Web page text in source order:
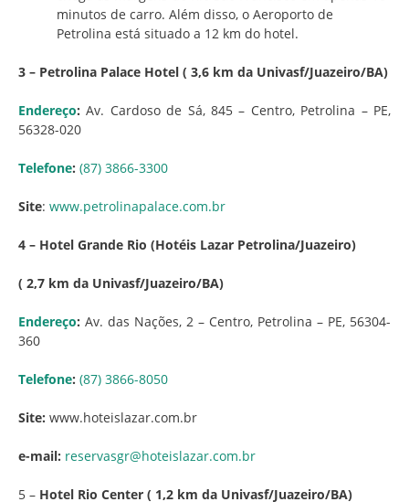
minutos de carro. Além disso, o Aeroporto de
Petrolina está situado a 12 km do hotel.
3 – Petrolina Palace Hotel ( 3,6 km da Univasf/Juazeiro/BA)
Endereço:Av. Cardoso de Sá, 845 – Centro, Petrolina – PE,
56328-020
Telefone: (87) 3866-3300
Site: www.petrolinapalace.com.br
4 – Hotel Grande Rio (Hotéis Lazar Petrolina/Juazeiro)
( 2,7 km da Univasf/Juazeiro/BA)
Endereço: Av. das Nações, 2 – Centro, Petrolina – PE, 56304-
360
Telefone: (87) 3866-8050
Site: www.hoteislazar.com.br
e-mail: reservasgr@hoteislazar.com.br
5 – Hotel Rio Center ( 1,2 km da Univasf/Juazeiro/BA)